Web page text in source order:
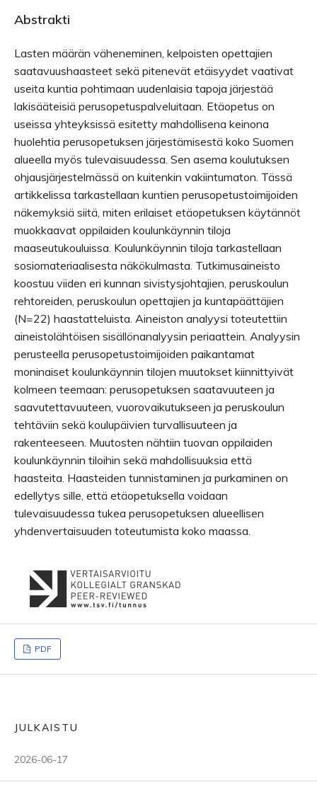
Abstrakti
Lasten määrän väheneminen, kelpoisten opettajien
saatavuushaasteet sekä pitenevät etäisyydet vaativat
useita kuntia pohtimaan uudenlaisia tapoja järjestää
lakisääteisiä perusopetuspalveluitaan. Etäopetus on
useissa yhteyksissä esitetty mahdollisena keinona
huolehtia perusopetuksen järjestämisestä koko Suomen
alueella myös tulevaisuudessa. Sen asema koulutuksen
ohjausjärjestelmässä on kuitenkin vakiintumaton. Tässä
artikkelissa tarkastellaan kuntien perusopetustoimijoiden
näkemyksiä siitä, miten erilaiset etäopetuksen käytännöt
muokkaavat oppilaiden koulunkäynnin tiloja
maaseutukouluissa. Koulunkäynnin tiloja tarkastellaan
sosiomateriaalisesta näkökulmasta. Tutkimusaineisto
koostuu viiden eri kunnan sivistysjohtajien, peruskoulun
rehtoreiden, peruskoulun opettajien ja kuntapäättäjien
(N=22) haastatteluista. Aineiston analyysi toteutettiin
aineistolähtöisen sisällönanalyysin periaattein. Analyysin
perusteella perusopetustoimijoiden paikantamat
moninaiset koulunkäynnin tilojen muutokset kiinnittyivät
kolmeen teemaan: perusopetuksen saatavuuteen ja
saavutettavuuteen, vuorovaikutukseen ja peruskoulun
tehtäviin sekä koulupäivien turvallisuuteen ja
rakenteeseen. Muutosten nähtiin tuovan oppilaiden
koulunkäynnin tiloihin sekä mahdollisuuksia että
haasteita. Haasteiden tunnistaminen ja purkaminen on
edellytys sille, että etäopetuksella voidaan
tulevaisuudessa tukea perusopetuksen alueellisen
yhdenvertaisuuden toteutumista koko maassa.
PDF
JULKAISTU
2026-06-17